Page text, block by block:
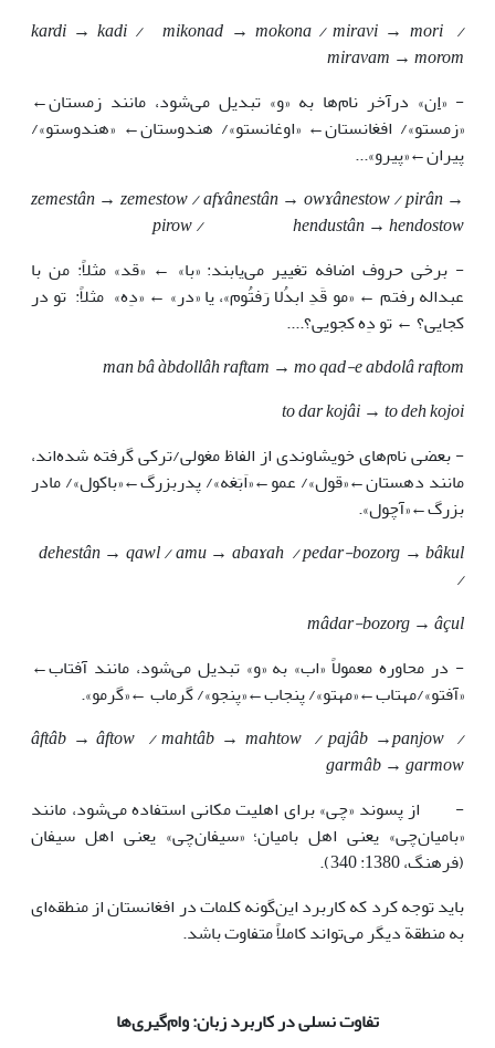
kardi → kadi / mikonad → mokona/miravi → mori /
miravam → morom
- «ان» درآخر نام‌ها به «و» تبدیل می‌شود، مانند زمستان←
«زمستو»/ افغانستان← «اوغانستو»/ هندوستان← «هندوستو»/
پیران←«پیرو»...
zemestân → zemestow/afɤânestân → owɤânestow/pirân →
pirow / hendustân → hendostow
- برخی حروف اضافه تغییر می‌یابند: «با» ← «قد» مثلاً: من با
عبداله رفتم ← «مو قَدِ ابدُلا رَفتُوم»، یا «در» ← «دِه» مثلاً: تو در
کجایی؟ ← تو دِه کجویی؟....
man bâ àbdollâh raftam → mo qad-e abdolâ raftom
to dar kojâi → to deh kojoi
- بعضی نام‌های خویشاوندی از الفاظ مغولی/ترکی گرفته شده‌اند،
مانند دهستان←«قول»/ عمو←«اَبَغه»/ پدربزرگ←«باکول»/ مادر
بزرگ←«آچول».
dehestân → qawl / amu → aba
/
mâdar-bozorg → âçul
- در محاوره معمولاً «اب» به «و» تبدیل می‌شود، مانند آفتاب←
«آفتو»/مهتاب←«مهتو»/ پنجاب←«پنجو»/ گرماب ←«گرمو».
âftâb → âftow / mahtâb → mahtow / pajâb →panjow /
garmâb → garmow
- از پسوند «چی» برای اهلیت مکانی استفاده می‌شود، مانند
«بامیان‌چی» یعنی اهل بامیان؛ «سیفان‌چی» یعنی اهل سیفان
(فرهنگ، 1380: 340).
باید توجه کرد که کاربرد این‌گونه کلمات در افغانستان از منطقه‌ای
به منطقة دیگر می‌تواند کاملاً متفاوت باشد.
تفاوت نسلی در کاربرد زبان: ‌وام‌گیری‌ها